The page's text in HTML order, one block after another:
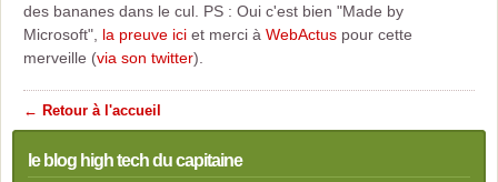
des bananes dans le cul. PS : Oui c'est bien "Made by
Microsoft", la preuve ici et merci à WebActus pour cette
merveille (via son twitter).
← Retour à l'accueil
le blog high tech du capitaine